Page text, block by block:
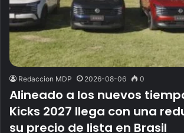
Redaccion MDP 2026-08-06 0
Alineado a los nuevos
Kicks 2027 llega con una
su precio de lista en Brasil